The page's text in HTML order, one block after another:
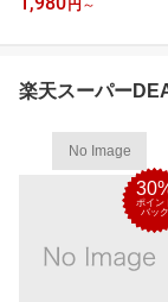
円 ～
楽天スーパー
No Image
ポイン
バック